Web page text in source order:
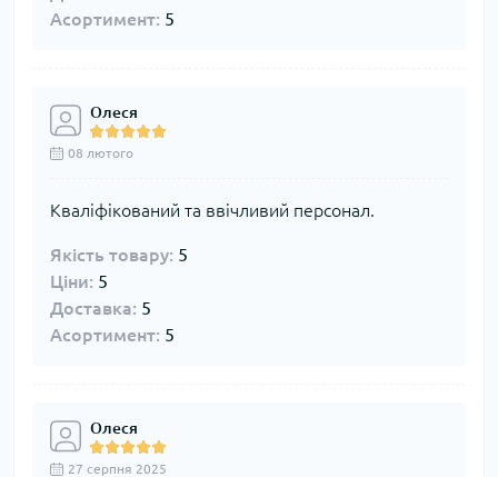
Асортимент: 5
Олеся
08 лютого
Кваліфікований та ввічливий персонал.
Якість товару: 5
Ціни: 5
Доставка: 5
Асортимент: 5
Олеся
27 серпня 2025